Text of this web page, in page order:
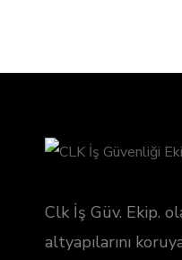
Clk İş Güv. Ekip.
altyapılarını